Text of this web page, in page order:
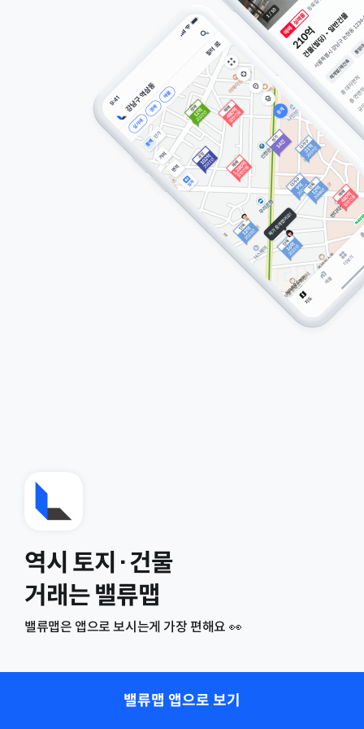
역시 토지·건물
거래는 밸류맵
밸류맵은 앱으로 보시는게 가장 편해요 👀
밸류맵 앱으로 보기